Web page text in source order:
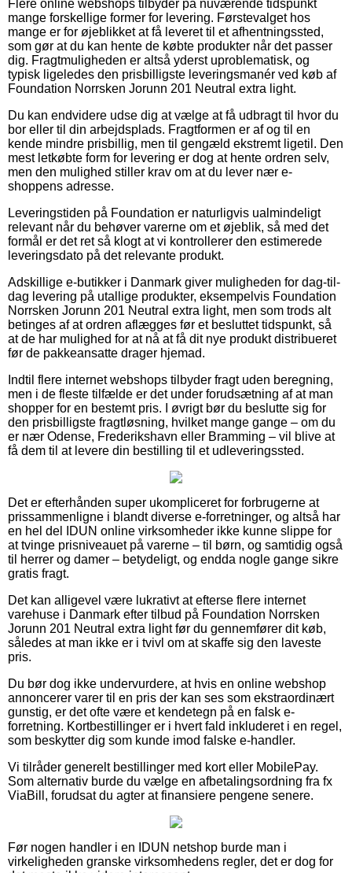
Flere online webshops tilbyder på nuværende tidspunkt
mange forskellige former for levering. Førstevalget hos
mange er for øjeblikket at få leveret til et afhentningssted,
som gør at du kan hente de købte produkter når det passer
dig. Fragtmuligheden er altså yderst uproblematisk, og
typisk ligeledes den prisbilligste leveringsmanér ved køb af
Foundation Norrsken Jorunn 201 Neutral extra light.
Du kan endvidere udse dig at vælge at få udbragt til hvor du
bor eller til din arbejdsplads. Fragtformen er af og til en
kende mindre prisbillig, men til gengæld ekstremt ligetil. Den
mest letkøbte form for levering er dog at hente ordren selv,
men den mulighed stiller krav om at du lever nær e-
shoppens adresse.
Leveringstiden på Foundation er naturligvis ualmindeligt
relevant når du behøver varerne om et øjeblik, så med det
formål er det ret så klogt at vi kontrollerer den estimerede
leveringsdato på det relevante produkt.
Adskillige e-butikker i Danmark giver muligheden for dag-til-
dag levering på utallige produkter, eksempelvis Foundation
Norrsken Jorunn 201 Neutral extra light, men som trods alt
betinges af at ordren aflægges før et besluttet tidspunkt, så
at de har mulighed for at nå at få dit nye produkt distribueret
før de pakkeansatte drager hjemad.
Indtil flere internet webshops tilbyder fragt uden beregning,
men i de fleste tilfælde er det under forudsætning af at man
shopper for en bestemt pris. I øvrigt bør du beslutte sig for
den prisbilligste fragtløsning, hvilket mange gange – om du
er nær Odense, Frederikshavn eller Bramming – vil blive at
få dem til at levere din bestilling til et udleveringssted.
Det er efterhånden super ukompliceret for forbrugerne at
prissammenligne i blandt diverse e-forretninger, og altså har
en hel del IDUN online virksomheder ikke kunne slippe for
at tvinge prisniveauet på varerne – til børn, og samtidig også
til herrer og damer – betydeligt, og endda nogle gange sikre
gratis fragt.
Det kan alligevel være lukrativt at efterse flere internet
varehuse i Danmark efter tilbud på Foundation Norrsken
Jorunn 201 Neutral extra light før du gennemfører dit køb,
således at man ikke er i tvivl om at skaffe sig den laveste
pris.
Du bør dog ikke undervurdere, at hvis en online webshop
annoncerer varer til en pris der kan ses som ekstraordinært
gunstig, er det ofte være et kendetegn på en falsk e-
forretning. Kortbestillinger er i hvert fald inkluderet i en regel,
som beskytter dig som kunde imod falske e-handler.
Vi tilråder generelt bestillinger med kort eller MobilePay.
Som alternativ burde du vælge en afbetalingsordning fra fx
ViaBill, forudsat du agter at finansiere pengene senere.
Før nogen handler i en IDUN netshop burde man i
virkeligheden granske virksomhedens regler, det er dog for